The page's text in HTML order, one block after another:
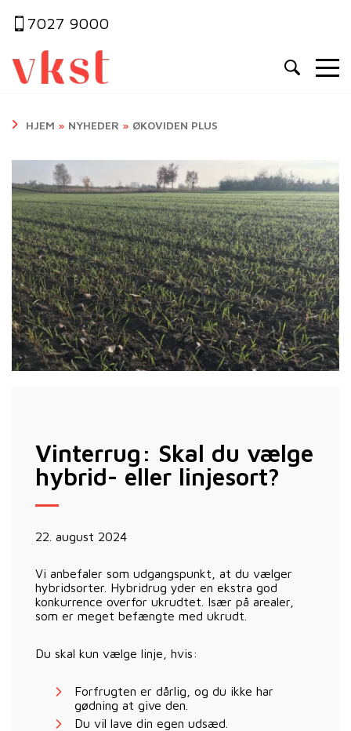
7027 9000
HJEM » NYHEDER » ØKOVIDEN PLUS
Vinterrug: Skal du vælge
hybrid- eller linjesort?
22. august 2024
Vi anbefaler som udgangspunkt, at du vælger
hybridsorter. Hybridrug yder en ekstra god
konkurrence overfor ukrudtet. Især på arealer,
som er meget befængte med ukrudt.
Du skal kun vælge linje, hvis:
Forfrugten er dårlig, og du ikke har
gødning at give den.
Du vil lave din egen udsæd.